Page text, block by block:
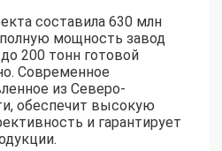
составила 630 млн
мощность завод
200 тонн готовой
Современное
из Северо-
обеспечит высокую
и гарантирует